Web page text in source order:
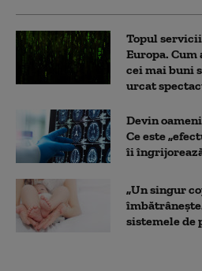
Topul
Europa.
cei mai buni
urcat
Devin
Ce este
îi
„Un singur
sistemele de